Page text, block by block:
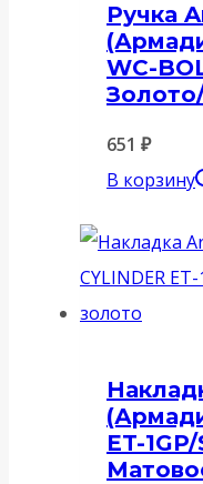
Ручка
WC-
651 ₽
В корзину
ET-